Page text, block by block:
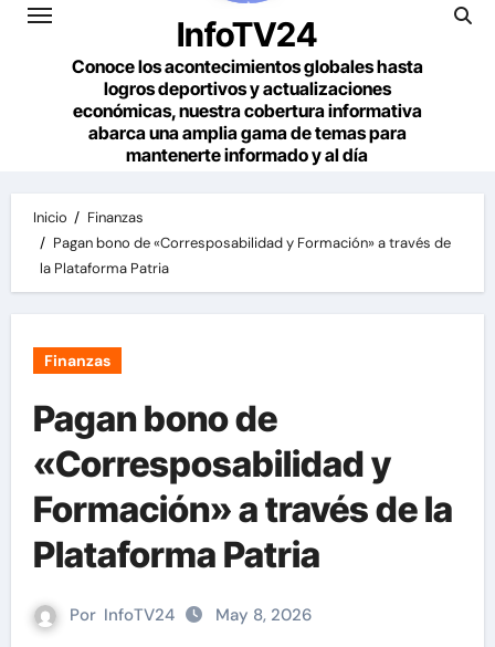
InfoTV24
Conoce los acontecimientos globales hasta
logros deportivos y actualizaciones
económicas, nuestra cobertura informativa
abarca una amplia gama de temas para
mantenerte informado y al día
Inicio
Finanzas
Pagan bono de «Corresposabilidad y Formación» a través de
la Plataforma Patria
Finanzas
Pagan bono de
«Corresposabilidad y
Formación» a través de la
Plataforma Patria
Por InfoTV24 May 8, 2026